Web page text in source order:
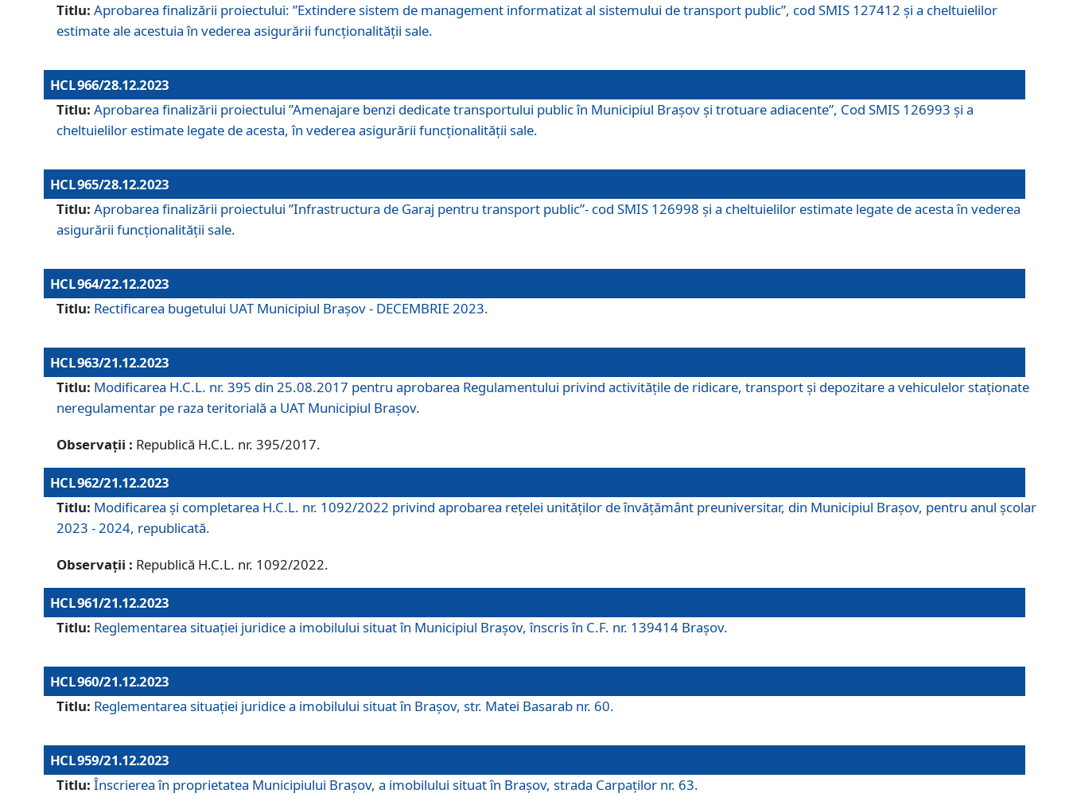
Titlu: Aprobarea finalizării proiectului: ”Extindere sistem de management informatizat al sistemului de transport public”, cod SMIS 127412 și a cheltuielilor
estimate ale acestuia în vederea asigurării funcționalității sale.
HCL 966/28.12.2023
Titlu: Aprobarea finalizării proiectului ”Amenajare benzi dedicate transportului public în Municipiul Brașov şi trotuare adiacente”, Cod SMIS 126993 și a
cheltuielilor estimate legate de acesta, în vederea asigurării funcționalității sale.
HCL 965/28.12.2023
Titlu: Aprobarea finalizării proiectului ”Infrastructura de Garaj pentru transport public”- cod SMIS 126998 și a cheltuielilor estimate legate de acesta în vederea
asigurării funcționalității sale.
HCL 964/22.12.2023
Titlu: Rectificarea bugetului UAT Municipiul Braşov - DECEMBRIE 2023.
HCL 963/21.12.2023
Titlu: Modificarea H.C.L. nr. 395 din 25.08.2017 pentru aprobarea Regulamentului privind activitățile de ridicare, transport şi depozitare a vehiculelor staționate
neregulamentar pe raza teritorială a UAT Municipiul Braşov.
Observații : Republică H.C.L. nr. 395/2017.
HCL 962/21.12.2023
Titlu: Modificarea și completarea H.C.L. nr. 1092/2022 privind aprobarea rețelei unităților de învăţământ preuniversitar, din Municipiul Braşov, pentru anul școlar
2023 - 2024, republicată.
Observații : Republică H.C.L. nr. 1092/2022.
HCL 961/21.12.2023
Titlu: Reglementarea situației juridice a imobilului situat în Municipiul Brașov, înscris în C.F. nr. 139414 Brașov.
HCL 960/21.12.2023
Titlu: Reglementarea situației juridice a imobilului situat în Brașov, str. Matei Basarab nr. 60.
HCL 959/21.12.2023
Titlu: Înscrierea în proprietatea Municipiului Brașov, a imobilului situat în Brașov, strada Carpaților nr. 63.